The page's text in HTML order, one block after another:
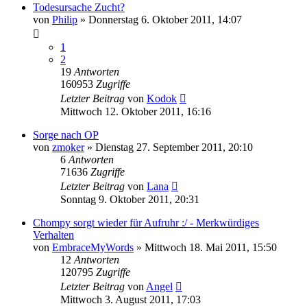
Todesursache Zucht?
von Philip » Donnerstag 6. Oktober 2011, 14:07
1
2
19 Antworten
160953 Zugriffe
Letzter Beitrag von Kodok
Mittwoch 12. Oktober 2011, 16:16
Sorge nach OP
von zmoker» Dienstag 27. September 2011, 20:10
6 Antworten
71636 Zugriffe
Letzter Beitrag von Lana
Sonntag 9. Oktober 2011, 20:31
Chompy sorgt wieder für Aufruhr :/ - Merkwürdiges
Verhalten
von EmbraceMyWords » Mittwoch 18. Mai 2011, 15:50
12 Antworten
120795 Zugriffe
Letzter Beitrag von Angel
Mittwoch 3. August 2011, 17:03